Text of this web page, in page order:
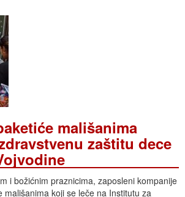
mališanima
zaštitu dece
i božićnim praznicima, zaposleni kompanije
mališanima koji se leče na Institutu za